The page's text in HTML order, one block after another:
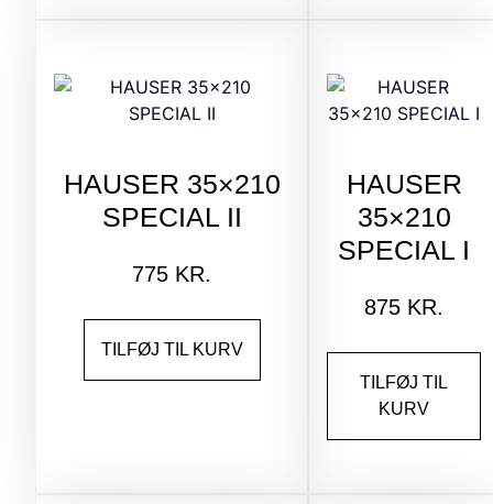
HAUSER 35×210
SPECIAL II
775 KR.
TILFØJ TIL KURV
HAUSER
35×210
SPECIAL I
875 KR.
TILFØJ TIL
KURV